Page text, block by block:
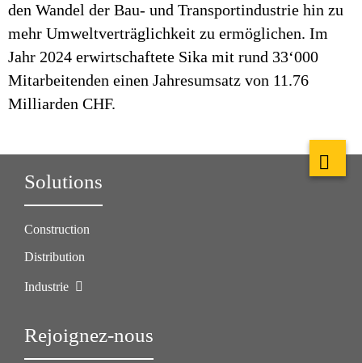
den Wandel der Bau- und Transportindustrie hin zu
mehr Umweltverträglichkeit zu ermöglichen. Im
Jahr 2024 erwirtschaftete Sika mit rund 33‘000
Mitarbeitenden einen Jahresumsatz von 11.76
Milliarden CHF.
Solutions
Construction
Distribution
Industrie
Rejoignez-nous